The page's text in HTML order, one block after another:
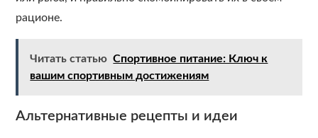
рационе.
Читать статью Спортивное питание: Ключ к
вашим спортивным достижениям
Альтернативные рецепты и идеи